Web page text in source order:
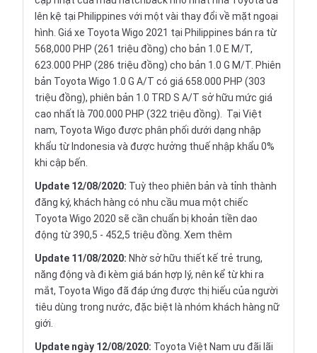
lên kệ tại Philippines với một vài thay đổi về mặt ngoại
hình. Giá xe Toyota Wigo 2021 tại Philippines bán ra từ
568,000 PHP (261 triệu đồng) cho bản 1.0 E M/T,
623.000 PHP (286 triệu đồng) cho bản 1.0 G M/T. Phiên
bản Toyota Wigo 1.0 G A/T có giá 658.000 PHP (303
triệu đồng), phiên bản 1.0 TRD S A/T sở hữu mức giá
cao nhất là 700.000 PHP (322 triệu đồng). Tại Việt
nam, Toyota Wigo được phân phối dưới dạng nhập
khẩu từ Indonesia và được hưởng thuế nhập khẩu 0%
khi cập bến.
Update 12/08/2020: Tuỳ theo phiên bản và tỉnh thành
đăng ký, khách hàng có nhu cầu mua một chiếc
Toyota Wigo 2020 sẽ cần chuẩn bị khoản tiền dao
động từ 390,5 - 452,5 triệu đồng. Xem thêm
Update 11/08/2020: Nhờ sở hữu thiết kế trẻ trung,
năng động và đi kèm giá bán hợp lý, nên kể từ khi ra
mắt, Toyota Wigo đã đáp ứng được thị hiếu của người
tiêu dùng trong nước, đặc biệt là nhóm khách hàng nữ
giới.
Update ngày 12/08/2020: Toyota Việt Nam ưu đãi lãi